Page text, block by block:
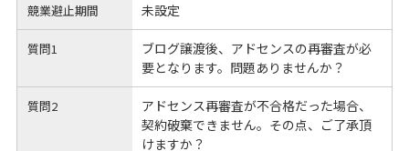
競業避止期間 未設定
質問1
ブログ譲渡後、アドセンスの再審査が必
要となります。問題ありませんか？
質問2
アドセンス再審査が不合格だった場合、
契約破棄できません。その点、ご了承頂
けますか？